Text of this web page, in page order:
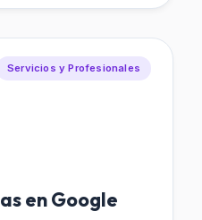
Servicios y Profesionales
en Google